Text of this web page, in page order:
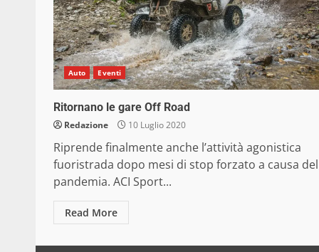
Auto Eventi
Ritornano le gare Off Road
Redazione 10 Luglio 2020
Riprende finalmente anche l’attività agonistica
fuoristrada dopo mesi di stop forzato a causa
pandemia. ACI Sport...
Read More